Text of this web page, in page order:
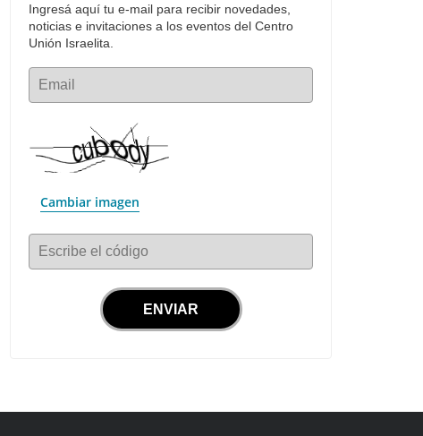
Ingresá aquí tu e-mail para recibir novedades,
noticias e invitaciones a los eventos del Centro
Unión Israelita.
Email
Cambiar imagen
Escribe el código